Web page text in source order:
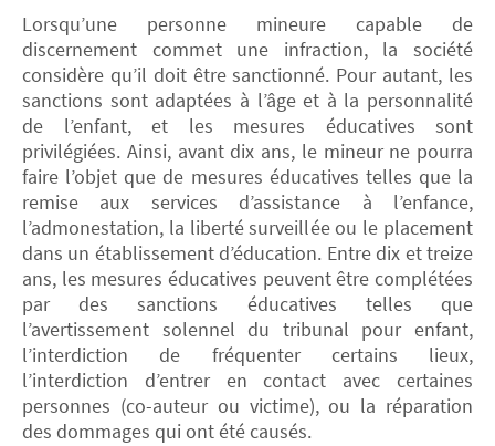
Lorsqu’une personne mineure capable de
discernement commet une infraction, la société
considère qu’il doit être sanctionné. Pour autant, les
sanctions sont adaptées à l’âge et à la personnalité
de l’enfant, et les mesures éducatives sont
privilégiées. Ainsi, avant dix ans, le mineur ne pourra
faire l’objet que de mesures éducatives telles que la
remise aux services d’assistance à l’enfance,
l’admonestation, la liberté surveillée ou le placement
dans un établissement d’éducation. Entre dix et treize
ans, les mesures éducatives peuvent être complétées
par des sanctions éducatives telles que
l’avertissement solennel du tribunal pour enfant,
l’interdiction de fréquenter certains lieux,
l’interdiction d’entrer en contact avec certaines
personnes (co-auteur ou victime), ou la réparation
des dommages qui ont été causés.